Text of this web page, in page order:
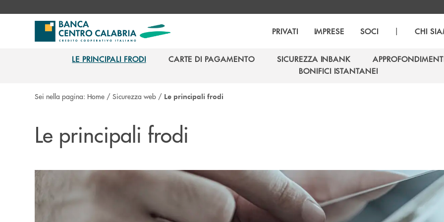
PRIVATI IMPRESE SOCI | CHI
LE PRINCIPALI FRODI
CARTE DI PAGAMENTO
SICUREZZA INBANK
SICUREZZA INBANK
APPROFONDIMENTI
BONIFICI ISTANTANEI
Sei nella pagina: Home / Sicurezza web / Le principali frodi
Le principali frodi